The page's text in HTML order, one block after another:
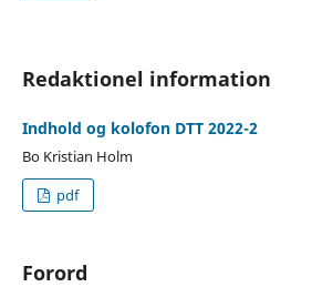
Redaktionel information
Indhold og kolofon DTT 2022-2
Bo Kristian Holm
pdf
Forord